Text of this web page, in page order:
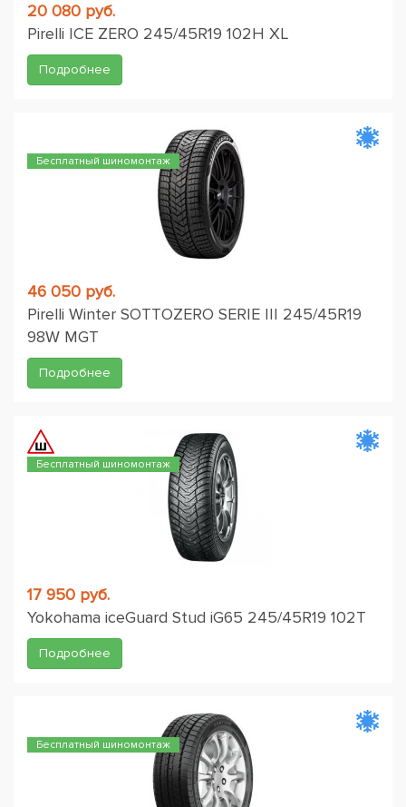
20 080 руб.
Pirelli ICE ZERO 245/45R19 102H XL
Подробнее
Бесплатный шиномонтаж
46 050 руб.
Pirelli Winter SOTTOZERO SERIE III 245/45R19
98W MGT
Подробнее
Бесплатный шиномонтаж
17 950 руб.
Yokohama iceGuard Stud iG65 245/45R19 102T
Подробнее
Бесплатный шиномонтаж